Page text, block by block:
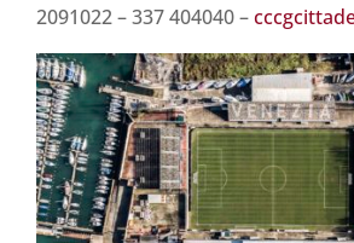
2091022 – 337 404040 –